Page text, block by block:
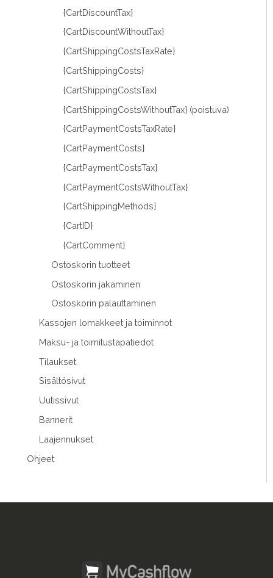
{CartDiscountTax}
{CartDiscountWithoutTax}
{CartShippingCostsTaxRate}
{CartShippingCosts}
{CartShippingCostsTax}
{CartShippingCostsWithoutTax} (poistuva)
{CartPaymentCostsTaxRate}
{CartPaymentCosts}
{CartPaymentCostsTax}
{CartPaymentCostsWithoutTax}
{CartShippingMethods}
{CartID}
{CartComment}
Ostoskorin tuotteet
Ostoskorin jakaminen
Ostoskorin palauttaminen
Kassojen lomakkeet ja toiminnot
Maksu- ja toimitustapatiedot
Tilaukset
Sisältösivut
Uutissivut
Bannerit
Laajennukset
Ohjeet